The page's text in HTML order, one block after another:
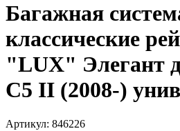
Багажная
классические
"LUX" Элегант
C5 II (2008-)
Артикул: 846226